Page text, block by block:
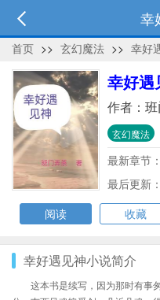
幸
首页 >> 玄幻魔法 >> 幸好
幸好遇
作者：
玄幻魔法
最新章节：
最后更新
阅读
收藏
幸好遇见神小说简介
这本书是续写，因为那时有事